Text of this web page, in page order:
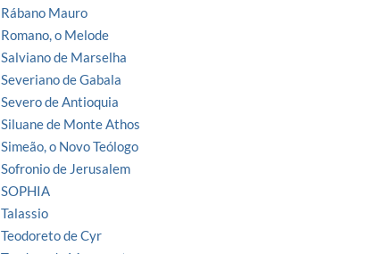
Rábano Mauro
Romano, o Melode
Salviano de Marselha
Severiano de Gabala
Severo de Antioquia
Siluane de Monte Athos
Simeão, o Novo Teólogo
Sofronio de Jerusalem
SOPHIA
Talassio
Teodoreto de Cyr